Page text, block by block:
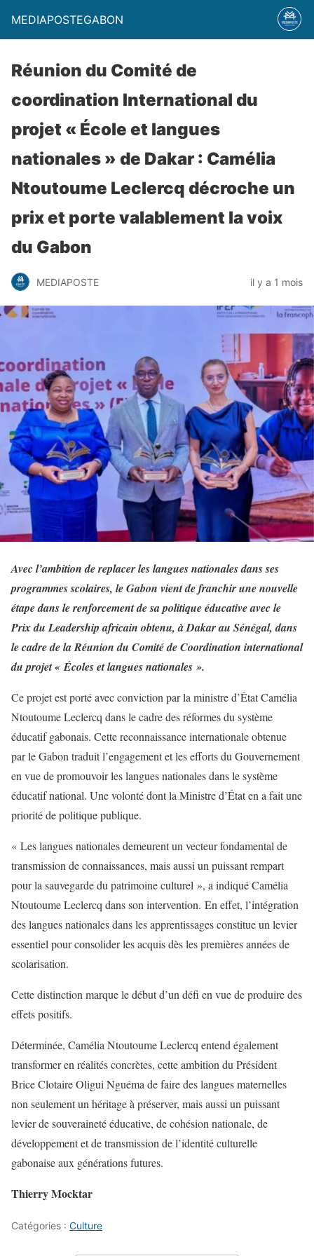
MEDIAPOSTEGABON
Réunion du Comité de
coordination International du
projet « École et langues
nationales » de Dakar : Camélia
Ntoutoume Leclercq décroche un
prix et porte valablement la voix
du Gabon
MEDIAPOSTE il y a 1 mois
Avec l’ambition de replacer les langues nationales dans ses
programmes scolaires, le Gabon vient de franchir une nouvelle
étape dans le renforcement de sa politique éducative avec le
Prix du Leadership africain obtenu, à Dakar au Sénégal, dans
le cadre de la Réunion du Comité de Coordination international
du projet « Écoles et langues nationales ».
Ce projet est porté avec conviction par la ministre d’État Camélia
Ntoutoume Leclercq dans le cadre des réformes du système
éducatif gabonais. Cette reconnaissance internationale obtenue
par le Gabon traduit l’engagement et les efforts du Gouvernement
en vue de promouvoir les langues nationales dans le système
éducatif national. Une volonté dont la Ministre d’État en a fait une
priorité de politique publique.
« Les langues nationales demeurent un vecteur fondamental de
transmission de connaissances, mais aussi un puissant rempart
pour la sauvegarde du patrimoine culturel », a indiqué Camélia
Ntoutoume Leclercq dans son intervention. En effet, l’intégration
des langues nationales dans les apprentissages constitue un levier
essentiel pour consolider les acquis dès les premières années de
scolarisation.
Cette distinction marque le début d’un défi en vue de produire des
effets positifs.
Déterminée, Camélia Ntoutoume Leclercq entend également
transformer en réalités concrètes, cette ambition du Président
Brice Clotaire Oligui Nguéma de faire des langues maternelles
non seulement un héritage à préserver, mais aussi un puissant
levier de souveraineté éducative, de cohésion nationale, de
développement et de transmission de l’identité culturelle
gabonaise aux générations futures.
Thierry Mocktar
Catégories : Culture